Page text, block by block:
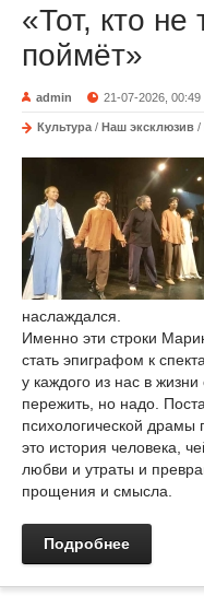
«Тот, кто не
поймёт»
admin 21-07-2026, 00:49
Культура / Наш эксклюзив /
наслаждался.
Именно эти строки
стать эпиграфом к
у каждого из нас в
пережить, но надо.
психологической драмы
это история человека,
любви и утраты и
прощения и смысла.
Подробнее